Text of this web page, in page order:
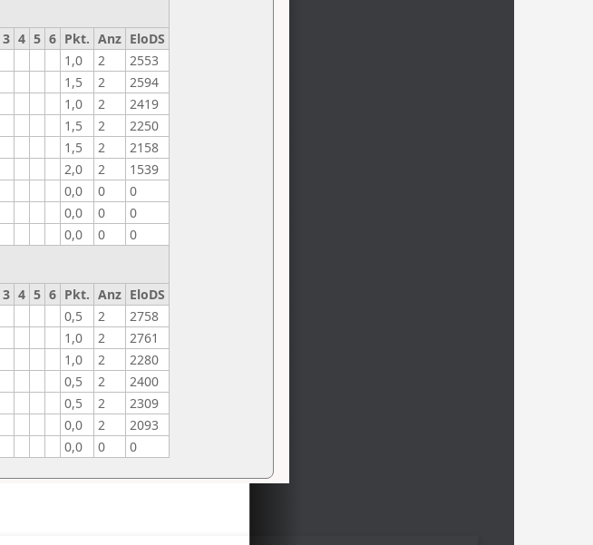
3 4 5 6 Pkt. Anz EloDS
1,0 2
2553
1,5 2
2594
1,0 2
2419
1,5 2
2250
1,5 2
2158
2,0 2
1539
0,0 0
0
0,0 0
0
0,0 0 0
3 4 5 6 Pkt. Anz EloDS
0,5 2
2758
1,0 2
2761
1,0 2
2280
0,5 2
2400
0,5 2
2309
0,0 2
2093
0,0 0 0